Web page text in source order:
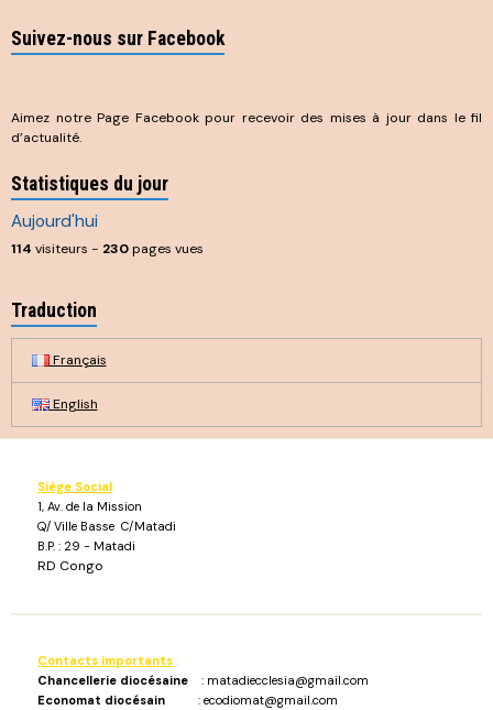
Suivez-nous sur Facebook
Aimez notre Page Facebook pour recevoir des mises à jour dans le fil
d’actualité.
Statistiques du jour
Aujourd'hui
114 visiteurs - 230pages vues
Traduction
Français
English
Siège Social
1, Av. de la Mission
Q/ Ville Basse C/Matadi
B.P. : 29 - Matadi
RD Congo
Contacts importants :
Chancellerie diocésaine : matadiecclesia@gmail.com
Economat diocésain : ecodiomat@gmail.com